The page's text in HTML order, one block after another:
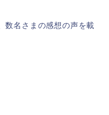
数名さまの感想の声を載